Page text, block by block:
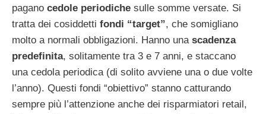
pagano cedole periodiche sulle somme versate. Si
tratta dei cosiddetti fondi “target”, che somigliano
molto a normali obbligazioni. Hanno una scadenza
predefinita, solitamente tra 3 e 7 anni, e staccano
una cedola periodica (di solito avviene una o due volte
l’anno). Questi fondi “obiettivo” stanno catturando
sempre più l’attenzione anche dei risparmiatori retail,